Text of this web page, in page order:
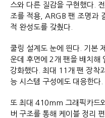
스와 다른 질감을 구현했다.
조를 적용, ARGB 팬 조명과
적 완성도를 갖췄다.
쿨링 설계도 눈에 띈다. 기본
운데 후면에 2개 팬을 배치해
강화했다. 최대 11개 팬 장착
능 시스템 구성에도 대응한
또 최대 410mm 그래픽카드
버 구조를 통해 케이블 정리